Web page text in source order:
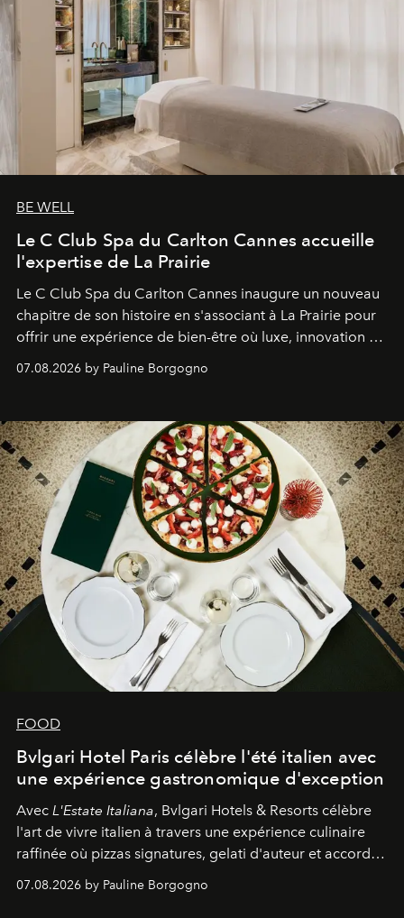
BE WELL
Le C Club Spa du Carlton Cannes accueille
l'expertise de La Prairie
Le C Club Spa du Carlton Cannes inaugure un nouveau
chapitre de son histoire en s'associant à La Prairie pour
offrir une expérience de bien-être où luxe, innovation et
07.08.2026 by Pauline Borgogno
FOOD
Bvlgari Hotel Paris célèbre l'été italien avec
une expérience gastronomique d'exception
Avec L'Estate Italiana, Bvlgari Hotels & Resorts célèbre
l'art de vivre italien à travers une expérience culinaire
raffinée où pizzas signatures, gelati d'auteur et accords
07.08.2026 by Pauline Borgogno